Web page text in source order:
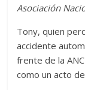
Asociación
Tony, quien
accidente
frente de la
como un acto